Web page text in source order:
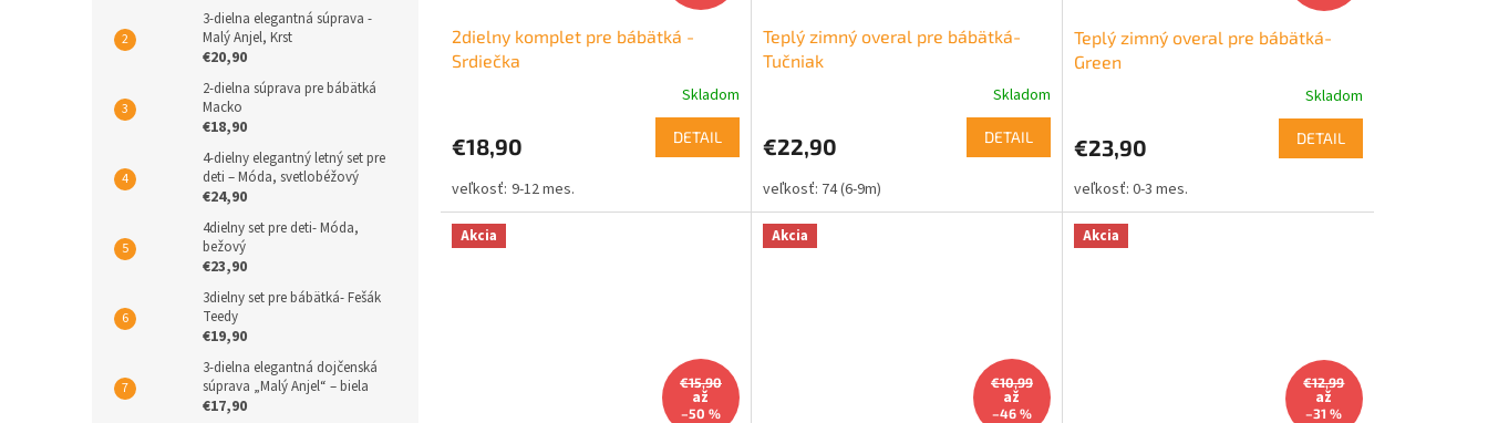
3-dielna elegantná súprava -
Malý Anjel, Krst
€20,90
2-dielna súprava pre bábätká
Macko
€18,90
4-dielny elegantný letný set pre
deti – Móda, svetlobéžový
€24,90
4dielny set pre deti- Móda,
bežový
€23,90
3dielny set pre bábätká- Fešák
Teedy
€19,90
3-dielna elegantná dojčenská
súprava „Malý Anjel“ – biela
€17,90
2dielny komplet pre bábätká -
Srdiečka
Skladom
€18,90 DETAIL
9-12 mes.
Teplý zimný overal pre bábätká-
Tučniak
Skladom
€22,90 DETAIL
74 (6-9m)
Teplý zimný overal pre bábätká-
Green
Skladom
€23,90 DETAIL
0-3 mes.
Akcia
€15,90
až
–50 %
Akcia
€10,99
až
–46 %
Akcia
€12,99
až
–31 %